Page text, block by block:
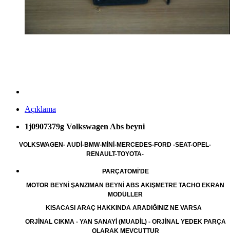
Açıklama
1j0907379g Volkswagen Abs beyni
VOLKSWAGEN- AUDİ-BMW-MİNİ-MERCEDES-FORD -SEAT-OPEL-
RENAULT-TOYOTA-
PARÇATOMİ'DE
MOTOR BEYNİ ŞANZIMAN BEYNİ ABS AKIŞMETRE TACHO EKRAN
MODÜLLER
KISACASI ARAÇ HAKKINDA ARADIĞINIZ NE VARSA
ORJİNAL CIKMA - YAN SANAYİ (MUADİL) - ORJİNAL YEDEK PARÇA
OLARAK MEVCUTTUR